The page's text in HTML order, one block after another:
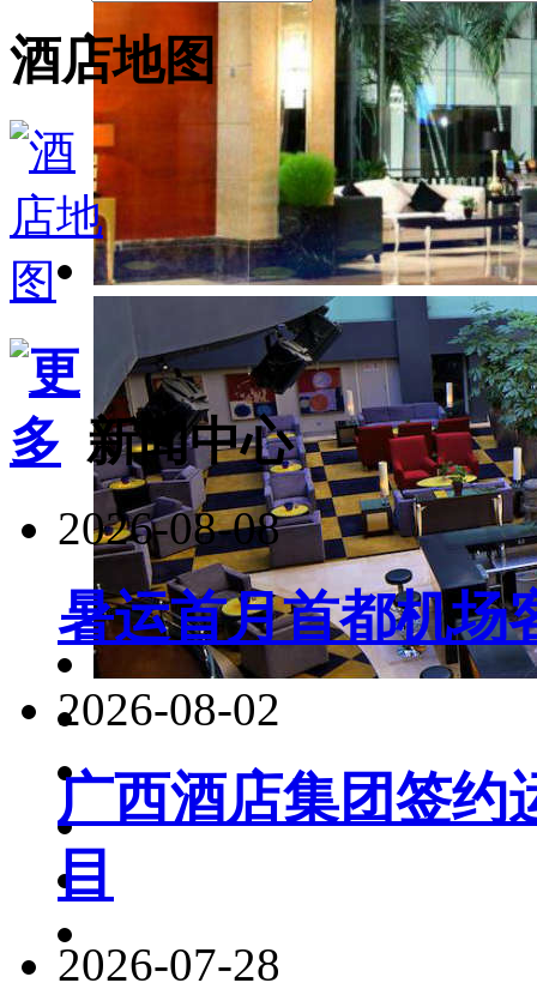
酒店地图
新闻中心
2026-08-08
暑运首月首都机场
2026-08-02
广西酒店集团签约
目
2026-07-28